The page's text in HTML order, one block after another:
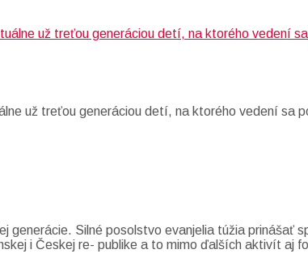
už treťou generáciou detí, na ktorého vedení sa
generácie. Silné posolstvo evanjelia túžia
i Českej re- publike a to mimo ďalších aktivít aj